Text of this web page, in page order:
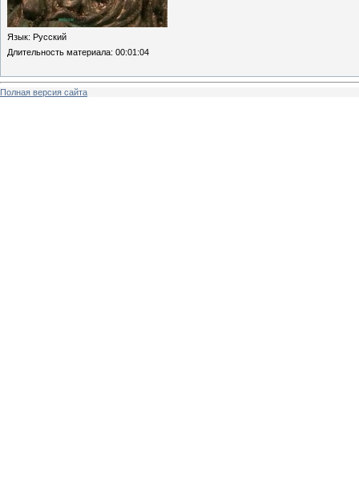
Язык: Русский
Длительность материала: 00:01:04
Полная версия сайта